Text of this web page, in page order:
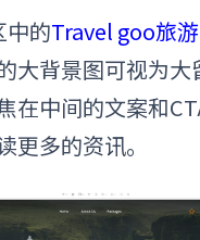
的Travel goo旅
大背景图可视为大
在中间的文案和
更多的资讯。